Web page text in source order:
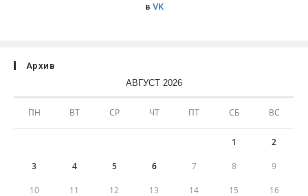
в VK
Архив
АВГУСТ 2026
ПН ВТ СР ЧТ ПТ СБ ВС
1 2
3 4 5 6 7 8 9
10 11 12 13 14 15 16